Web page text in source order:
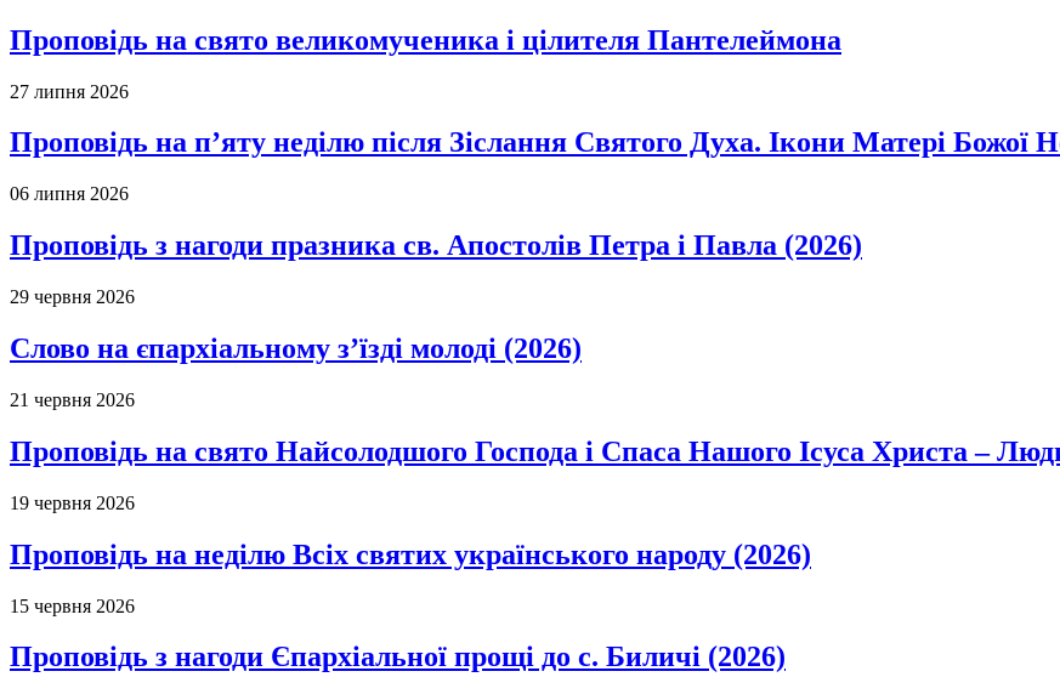
Проповідь на свято великомученика і цілителя Пантелеймона
27 липня 2026
Проповідь на п’яту неділю після Зіслання Святого Духа. Ікони Матері Божої
06 липня 2026
Проповідь з нагоди празника св. Апостолів Петра і Павла (2026)
29 червня 2026
Слово на єпархіальному з’їзді молоді (2026)
21 червня 2026
Проповідь на свято Найсолодшого Господа і Спаса Нашого Ісуса Христа –
19 червня 2026
Проповідь на неділю Всіх святих українського народу (2026)
15 червня 2026
Проповідь з нагоди Єпархіальної прощі до с. Биличі (2026)